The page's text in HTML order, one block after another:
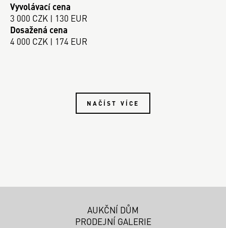
Vyvolávací cena
3 000 CZK | 130 EUR
Dosažená cena
4 000 CZK | 174 EUR
NAČÍST VÍCE
AUKČNÍ DŮM
PRODEJNÍ GALERIE